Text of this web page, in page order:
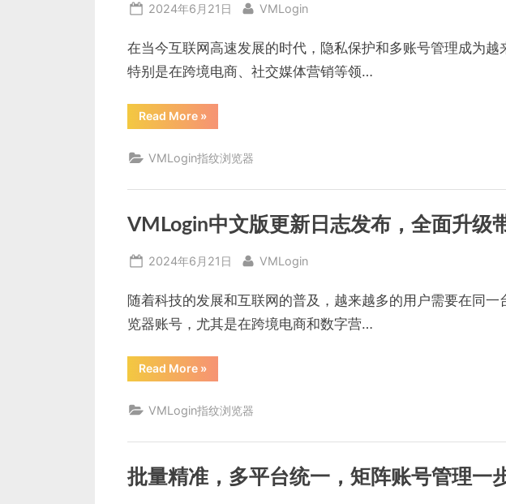
器
用”
Posted
2024年6月21日 By
VMLogin
在当今互联网高速发展的时代，隐私保护和多账号管理成为越
特别是在跨境电商、社交媒体营销等领…
Read More“有
名
关
览
VMLogin
指
览
全
面
解
析”
»
VMLogin指纹浏览器
VMLogin中文版更新日志发布，全面升级
Posted
2024年6月21日 By
VMLogin
随着科技的发展和互联网的普及，越来越多的用户需要在同一
览器账号，尤其是在跨境电商和数字营…
Read More“VMLogin
中
更
志
布，
全
»
VMLogin指纹浏览器
批量精准，多平台统一，矩阵账号管理一